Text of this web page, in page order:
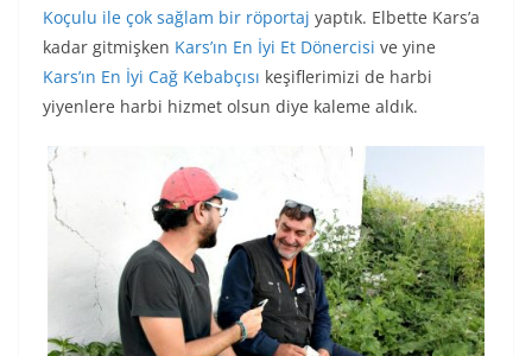
Koçulu ile çok sağlam bir röportaj yaptık. Elbette Kars’a
kadar gitmişken Kars’ın En İyi Et Dönercisi ve yine
Kars’ın En İyi Cağ Kebabçısı keşiflerimizi de harbi
yiyenlere harbi hizmet olsun diye kaleme aldık.